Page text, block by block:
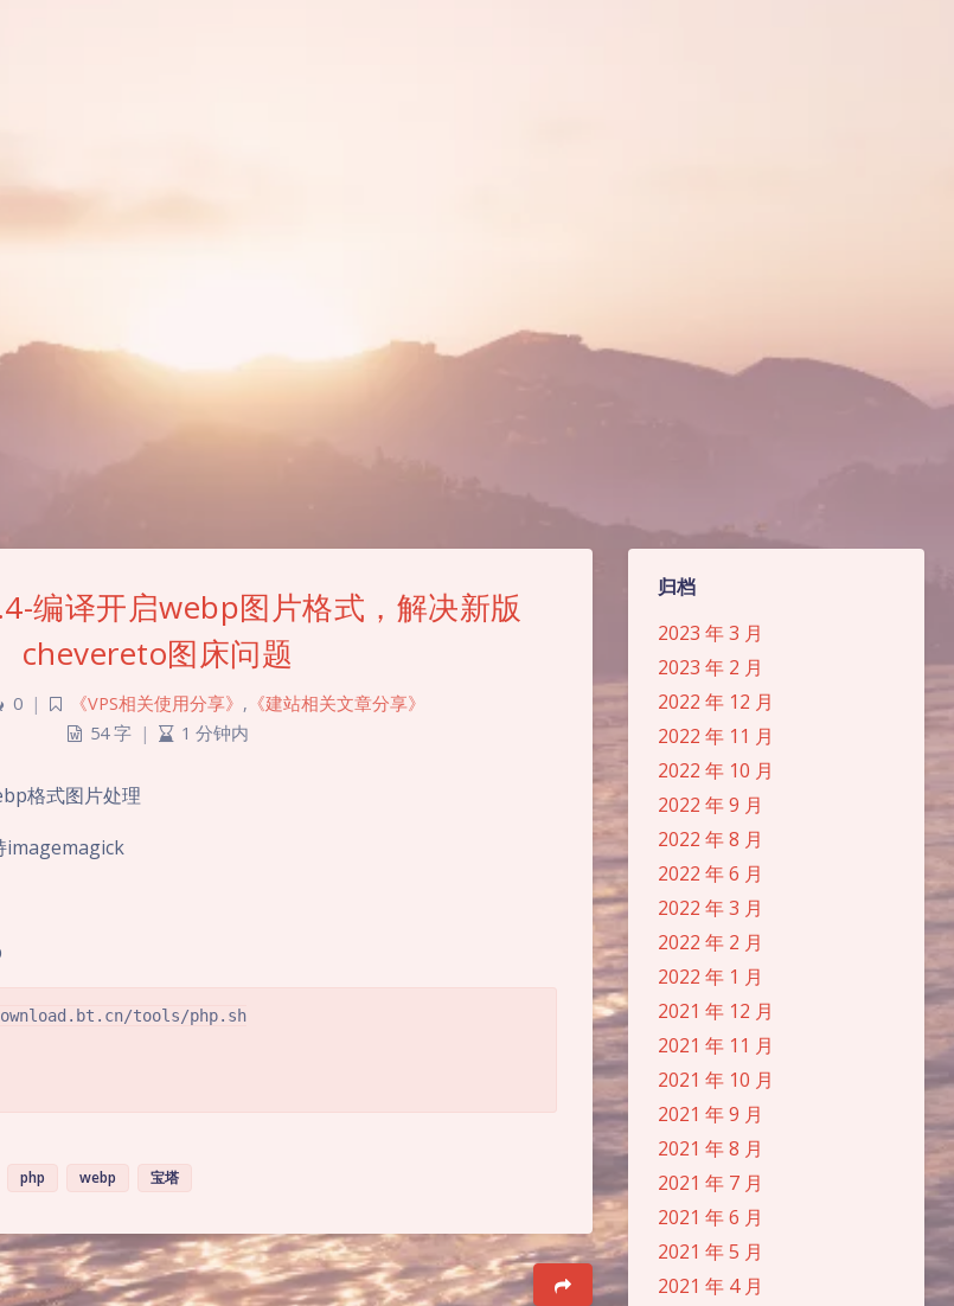
归档
2023 年 3 月
2023 年 2 月
2022 年 12 月
2022 年 11 月
2022 年 10 月
2022 年 9 月
2022 年 8 月
2022 年 6 月
2022 年 3 月
2022 年 2 月
2022 年 1 月
2021 年 12 月
2021 年 11 月
2021 年 10 月
2021 年 9 月
2021 年 8 月
2021 年 7 月
2021 年 6 月
2021 年 5 月
2021 年 4 月
编译开启webp图片格式，解决新版
chevereto图床问题
0 | 《VPS相关使用分享》 , 《建站相关文章分享》
54 字
| 1 分钟内
格式图片处理
imagemagick
tools/php.sh
php webp 宝塔